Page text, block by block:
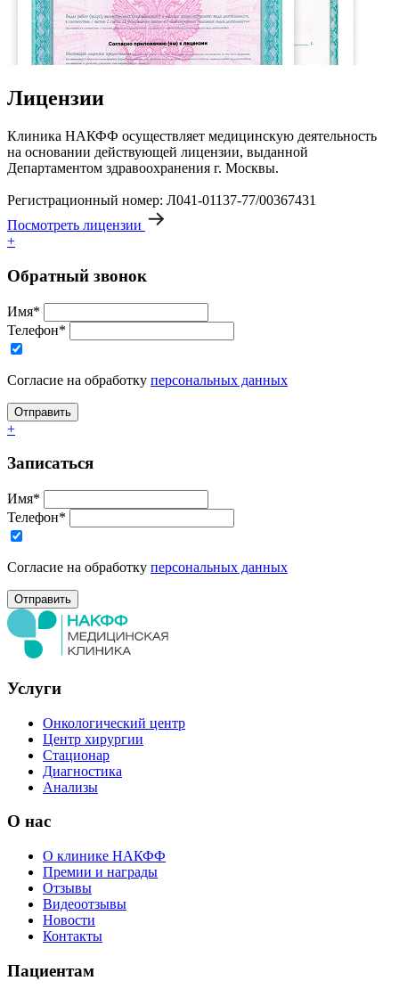
Лицензии
Клиника НАКФФ осуществляет медицинскую деятельность
на основании действующей лицензии, выданной
Департаментом здравоохранения г. Москвы.
Регистрационный номер: Л041-01137-77/00367431
Посмотреть лицензии
+
Обратный звонок
Имя*
Телефон*
Согласие на обработку персональных данных
+
Записаться
Имя*
Телефон*
Согласие на обработку персональных данных
Услуги
Онкологический центр
Центр хирургии
Стационар
Диагностика
Анализы
О нас
О клинике НАКФФ
Премии и награды
Отзывы
Видеоотзывы
Новости
Контакты
Пациентам